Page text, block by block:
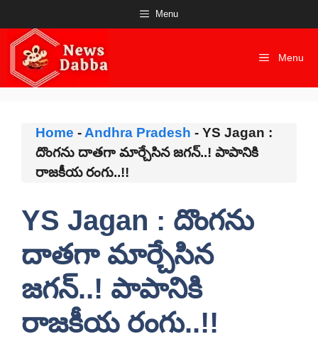
to
content
Menu
Menu
Home - Andhra Pradesh - YS Jagan :
దొంగను దాతగా మార్చేసిన జగన్..! పాపానికి
రాజకీయ రంగు..!!
YS Jagan : దొంగను
దాతగా మార్చేసిన
జగన్..! పాపానికి
రాజకీయ రంగు..!!